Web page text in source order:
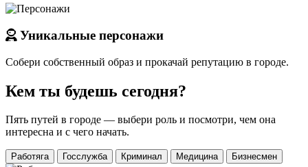
Уникальные персонажи
Собери собственный образ и прокачай репутацию в городе.
Кем ты будешь сегодня?
Пять путей в городе — выбери роль и посмотри, чем она
интересна и с чего начать.
Работяга Госслужба Криминал Медицина Бизнесмен